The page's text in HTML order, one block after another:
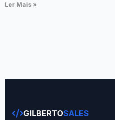
Ler Mais »
GILBERTOSALES